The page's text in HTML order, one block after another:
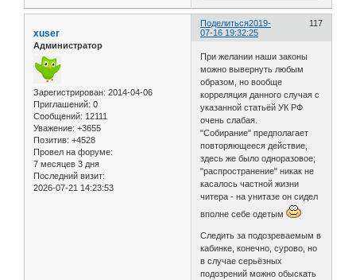
Поделиться 117
2019-
07-16 19:32:25
xuser
Администратор
Зарегистрирован: 2014-04-06
Приглашений: 0
Сообщений: 12111
Уважение: +3655
Позитив: +4528
Провел на форуме:
7 месяцев 3 дня
Последний визит:
2026-07-21 14:23:53
При желании наши законы
можно вывернуть любым
образом, но вообще
корреляция данного случая с
указанной статьёй УК РФ
очень слабая.
"Cобирание" предполагает
повторяющееся действие,
здесь же было одноразовое;
"распространение" никак не
касалось частной жизни
читера - на унитазе он сидел
вполне себе одетым
Следить за подозреваемым в
кабинке, конечно, сурово, но
в случае серьёзных
подозрений можно обыскать